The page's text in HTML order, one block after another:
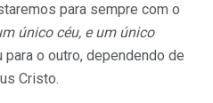
para sempre com o
único céu, e um único
para o outro, dependendo de
Cristo.